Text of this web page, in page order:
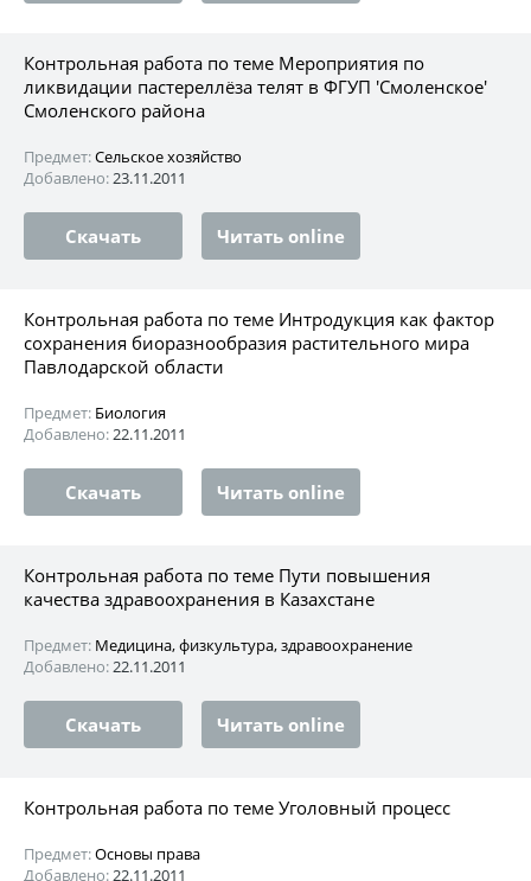
Контрольная работа по теме Мероприятия по
ликвидации пастереллёза телят в ФГУП 'Смоленское'
Смоленского района
Предмет:Сельское хозяйство
Добавлено:23.11.2011
Скачать Читать online
Контрольная работа по теме Интродукция как фактор
сохранения биоразнообразия растительного мира
Павлодарской области
Предмет: Биология
Добавлено:22.11.2011
Скачать Читать online
Контрольная работа по теме Пути повышения
качества здравоохранения в Казахстане
Предмет: Медицина, физкультура, здравоохранение
Добавлено:22.11.2011
Скачать Читать online
Контрольная работа по теме Уголовный процесс
Предмет:Основы права
Добавлено:22.11.2011